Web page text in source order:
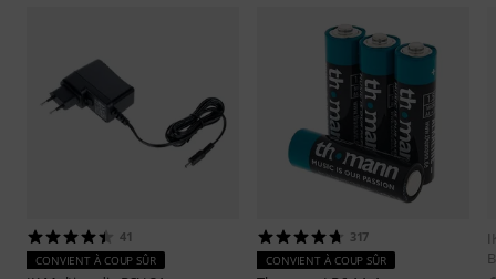
41
CONVIENT À COUP SÛR
317
CONVIENT À COUP SÛR